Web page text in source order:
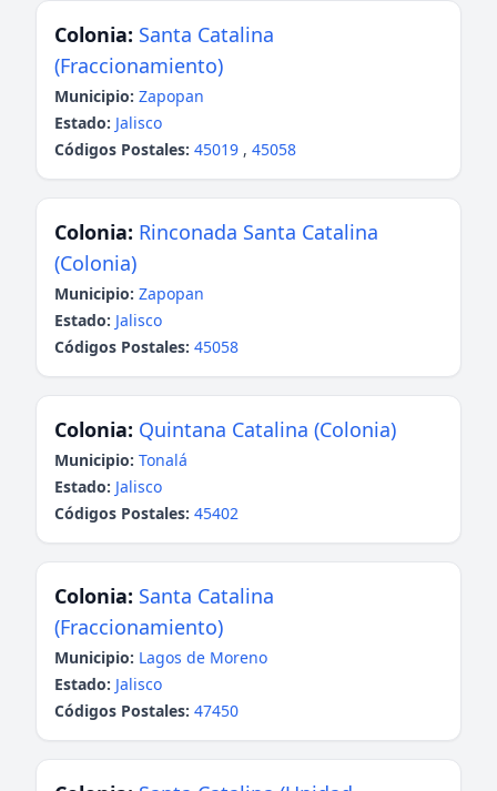
Colonia: Santa Catalina
(Fraccionamiento)
Municipio: Zapopan
Estado: Jalisco
Códigos Postales: 45019 , 45058
Colonia: Rinconada Santa Catalina
(Colonia)
Municipio: Zapopan
Estado: Jalisco
Códigos Postales: 45058
Colonia: Quintana Catalina (Colonia)
Municipio: Tonalá
Estado: Jalisco
Códigos Postales: 45402
Colonia: Santa Catalina
(Fraccionamiento)
Municipio: Lagos de Moreno
Estado: Jalisco
Códigos Postales: 47450